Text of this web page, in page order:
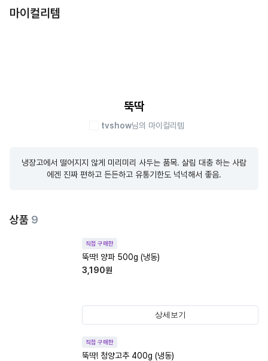
마이컬리템
뚝딱
tvshow님의 마이컬리템
냉장고에서 떨어지지 않게 미리미리 사두는 품목. 살림 대충 하는 사람
에겐 진짜 편하고 든든하고 유통기한도 넉넉해서 좋음.
상품 9
직접 구매한
뚝딱! 양파 500g (냉동)
3,190원
상세보기
직접 구매한
뚝딱! 청양고추 400g (냉동)